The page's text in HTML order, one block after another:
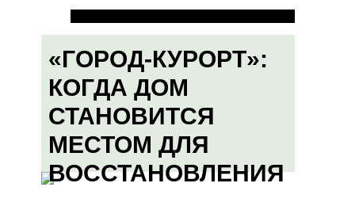
«ГОРОД-КУРОРТ»:
КОГДА ДОМ
СТАНОВИТСЯ
МЕСТОМ ДЛЯ
ВОССТАНОВЛЕНИЯ